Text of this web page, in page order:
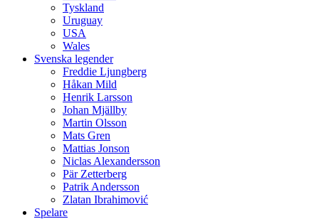
Tyskland
Uruguay
USA
Wales
Svenska legender
Freddie Ljungberg
Håkan Mild
Henrik Larsson
Johan Mjällby
Martin Olsson
Mats Gren
Mattias Jonson
Niclas Alexandersson
Pär Zetterberg
Patrik Andersson
Zlatan Ibrahimović
Spelare